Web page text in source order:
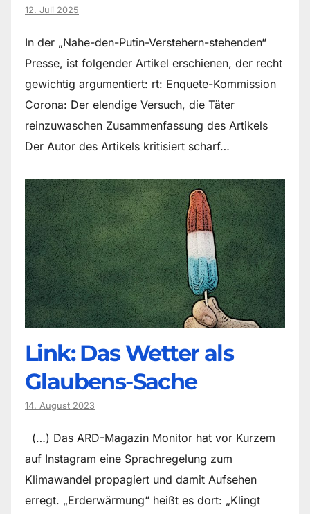
12. Juli 2025
In der „Nahe-den-Putin-Verstehern-stehenden“
Presse, ist folgender Artikel erschienen, der recht
gewichtig argumentiert: rt: Enquete-Kommission
Corona: Der elendige Versuch, die Täter
reinzuwaschen Zusammenfassung des Artikels
Der Autor des Artikels kritisiert scharf…
Link: Das Wetter als
Glaubens-Sache
14. August 2023
(…) Das ARD-Magazin Monitor hat vor Kurzem
auf Instagram eine Sprachregelung zum
Klimawandel propagiert und damit Aufsehen
erregt. „Erderwärmung“ heißt es dort: „Klingt